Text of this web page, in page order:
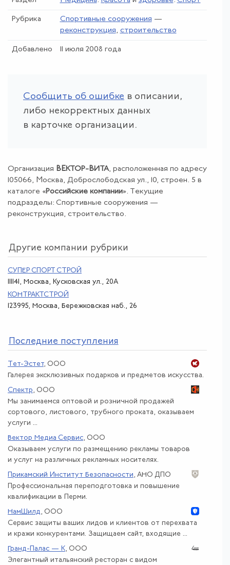
Рубрика Спортивные сооружения —
реконструкция, строительство
Добавлено 11 июля 2008 года
Сообщить об ошибке в описании,
либо некорректных данных
в карточке организации.
Организация ВЕКТОР-ВИТА, расположенная по адресу
105066, Москва, Доброслободская ул., 10, строен. 5 в
каталоге «Российские компании». Текущие
подразделы: Спортивные сооружения —
реконструкция, строительство.
Другие компании рубрики
СУПЕР СПОРТ СТРОЙ
111141, Москва, Кусковская ул., 20А
КОНТРАКТСТРОЙ
123995, Москва, Бережковская наб., 26
Последние поступления
Тет-Эстет, ООО
Галерея эксклюзивных подарков и предметов искусства.
Спектр , ООО
Мы занимаемся оптовой и розничной продажей
сортового, листового, трубного проката, оказываем
услуги ...
Вектор Медиа Сервис, ООО
Оказываем услуги по размещению рекламы товаров
и услуг на различных рекламных носителях.
Прикамский Институт Безопасности , АНО ДПО
Профессиональная переподготовка и повышение
квалификации в Перми.
НамШилд , ООО
Сервис защиты ваших лидов и клиентов от перехвата
и кражи конкурентами. Защищаем сайт, входящие ...
Гранд-Палас — К, ООО
Элегантный итальянский ресторан с видом